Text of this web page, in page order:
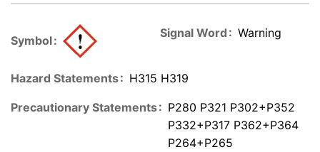
Symbol
Signal Word Warning
Hazard Statements H315 H319
Precautionary Statements
P280 P321 P302+P352
P332+P317 P362+P364
P264+P265